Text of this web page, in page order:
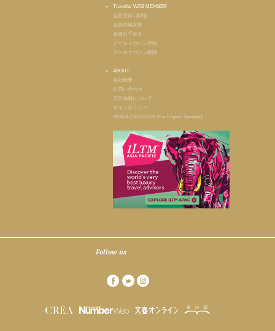
Traveller WEB MEMBER
会員登録 (無料)
会員情報変更
各種お手続き
メールマガジン登録
メールマガジン解除
ABOUT
会社概要
お問い合わせ
広告掲載について
サイトポリシー
MEIDA OVERVIEW (For English Speaker)
Follow us